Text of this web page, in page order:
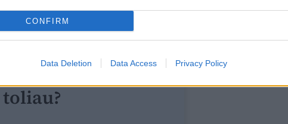
CONFIRM
Data Deletion Data Access Privacy Policy
toliau?